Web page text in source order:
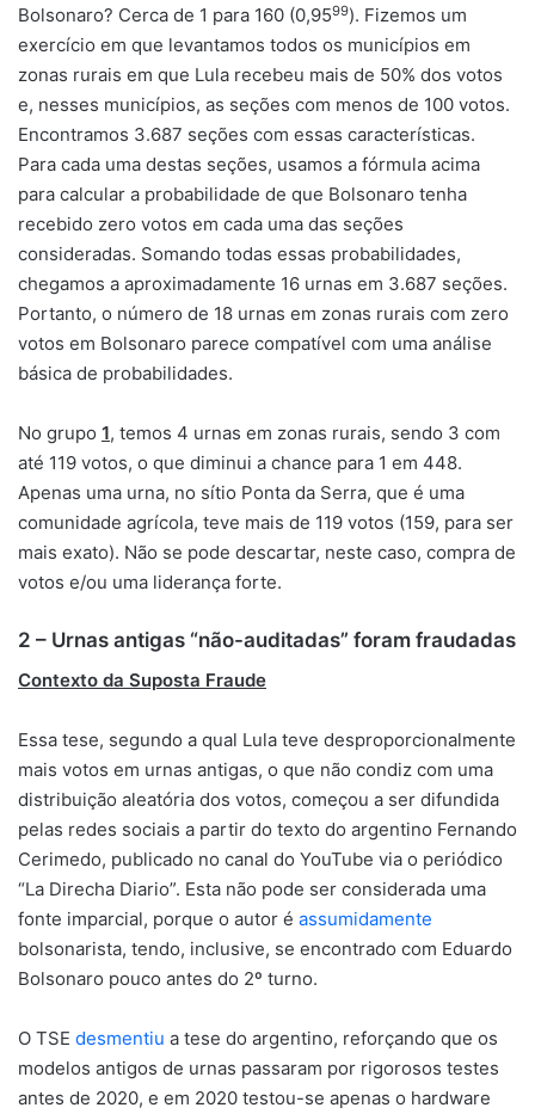
Bolsonaro? Cerca de 1 para 160 (0,9599). Fizemos um
exercício em que levantamos todos os municípios em
zonas rurais em que Lula recebeu mais de 50% dos votos
e, nesses municípios, as seções com menos de 100 votos.
Encontramos 3.687 seções com essas características.
Para cada uma destas seções, usamos a fórmula acima
para calcular a probabilidade de que Bolsonaro tenha
recebido zero votos em cada uma das seções
consideradas. Somando todas essas probabilidades,
chegamos a aproximadamente 16 urnas em 3.687 seções.
Portanto, o número de 18 urnas em zonas rurais com zero
votos em Bolsonaro parece compatível com uma análise
básica de probabilidades.
No grupo 1, temos 4 urnas em zonas rurais, sendo 3 com
até 119 votos, o que diminui a chance para 1 em 448.
Apenas uma urna, no sítio Ponta da Serra, que é uma
comunidade agrícola, teve mais de 119 votos (159, para ser
mais exato). Não se pode descartar, neste caso, compra de
votos e/ou uma liderança forte.
2 – Urnas antigas “não-auditadas” foram fraudadas
Contexto da Suposta Fraude
Essa tese, segundo a qual Lula teve desproporcionalmente
mais votos em urnas antigas, o que não condiz com uma
distribuição aleatória dos votos, começou a ser difundida
pelas redes sociais a partir do texto do argentino Fernando
Cerimedo, publicado no canal do YouTube via o periódico
“La Direcha Diario”. Esta não pode ser considerada uma
fonte imparcial, porque o autor é assumidamente
bolsonarista, tendo, inclusive, se encontrado com Eduardo
Bolsonaro pouco antes do 2º turno.
O TSE desmentiu a tese do argentino, reforçando que os
modelos antigos de urnas passaram por rigorosos testes
antes de 2020, e em 2020 testou-se apenas o hardware